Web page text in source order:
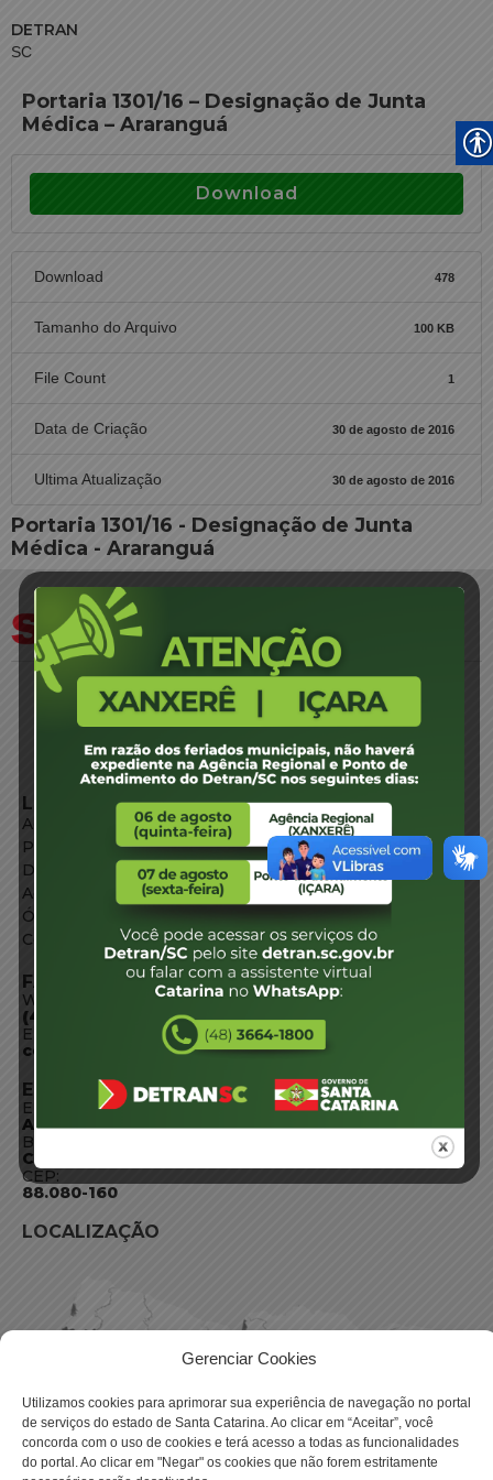
Gerenciar Cookies
Utilizamos cookies para aprimorar sua experiência de navegação no portal
de serviços do estado de Santa Catarina. Ao clicar em “Aceitar”, você
concorda com o uso de cookies e terá acesso a todas as funcionalidades
do portal. Ao clicar em "Negar" os cookies que não forem estritamente
DETRAN
SC
Portaria 1301/16 – Designação de Junta
Médica – Araranguá
Download
Download 478
Tamanho do Arquivo 100 KB
File Count 1
Data de Criação 30 de agosto de 2016
Ultima Atualização 30 de agosto de 2016
Portaria 1301/16 - Designação de Junta
Médica - Araranguá
LINKS EXTERNOS
Agência de Notícias
Portal de Serviços
Diário Oficial
Acesso à Informação
Órgãos do Governo
Conheça SC
FALE CONOSCO
WhatsApp:
(48) 3664-1800
E-mail:
centraldeinformacoes@detran.sc.gov.br
ENDEREÇO
Endereço:
Av. Almirante Tamandaré - 480
Bairro:
Coqueiros, Florianópolis SC
CEP:
88.080-160
LOCALIZAÇÃO